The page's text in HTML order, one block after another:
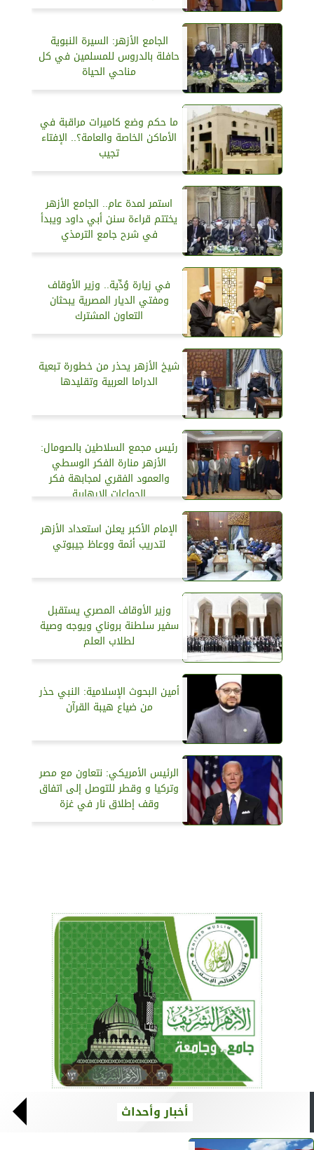
الجامع الأزهر: ‏السيرة النبوية
حافلة بالدروس للمسلمين في كل
مناحي الحياة
ما حكم وضع كاميرات مراقبة في
الأماكن الخاصة والعامة؟.. الإفتاء
تجيب
استمر لمدة عام.. الجامع الأزهر
يختتم قراءة سنن أبي داود ويبدأ
في شرح جامع الترمذي
في زيارة وُدِّية.. وزير الأوقاف
ومفتي الديار المصرية يبحثان
التعاون المشترك
شيخ الأزهر يحذر من خطورة تبعية
الدراما العربية وتقليدها
رئيس مجمع السلاطين بالصومال:
الأزهر منارة الفكر الوسطي
والعمود الفقري لمجابهة فكر
الجماعات الإرهابية
الإمام الأكبر يعلن استعداد الأزهر
لتدريب أئمة ووعاظ جيبوتي
وزير الأوقاف المصري يستقبل
سفير سلطنة بروناي ويوجه وصية
لطلاب العلم
أمين البحوث الإسلامية: النبي حذر
من ضياع هيبة القرآن
الرئيس الأمريكي: نتعاون مع مصر
وتركيا و وقطر للتوصل إلى اتفاق
وقف إطلاق نار في غزة
أخبار وأحداث